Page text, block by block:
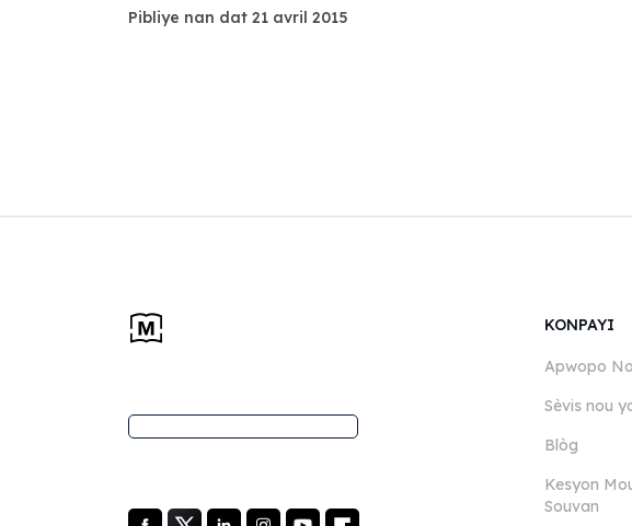
Pibliye nan dat 21 avril 2015
KONPAYI
Apwopo
Sèvis nou
Blòg
Kesyon
Souvan